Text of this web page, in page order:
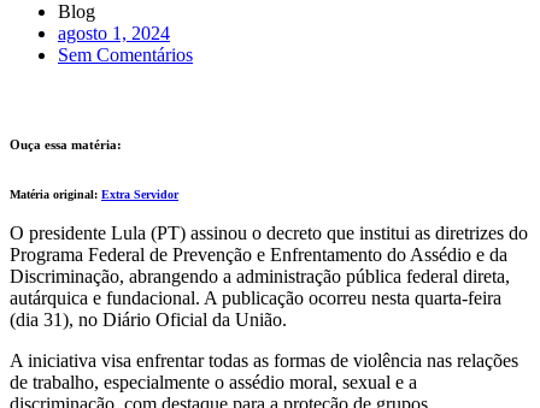
Blog
agosto 1, 2024
Sem Comentários
Ouça essa matéria:
Matéria original: Extra Servidor
O presidente Lula (PT) assinou o decreto que institui as diretrizes do
Programa Federal de Prevenção e Enfrentamento do Assédio e da
Discriminação, abrangendo a administração pública federal direta,
autárquica e fundacional. A publicação ocorreu nesta quarta-feira
(dia 31), no Diário Oficial da União.
A iniciativa visa enfrentar todas as formas de violência nas relações
de trabalho, especialmente o assédio moral, sexual e a